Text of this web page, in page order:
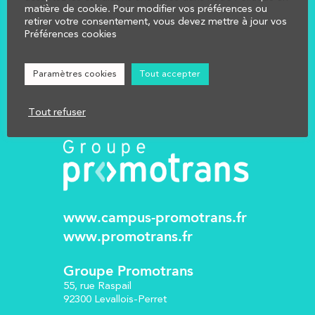
AFFECTER
NOUS CONTACTER
Mentions légales
www.campus-promotrans.fr
www.promotrans.fr
Groupe Promotrans
55, rue Raspail
92300 Levallois-Perret
matière de cookie. Pour modifier vos préférences ou
retirer votre consentement, vous devez mettre à jour vos
Préférences cookies
Paramètres cookies Tout accepter
Tout refuser